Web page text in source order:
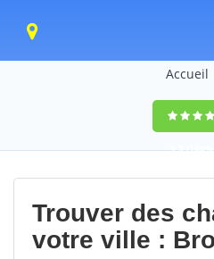
Accueil
9,5
votes
Trouver des
votre ville :